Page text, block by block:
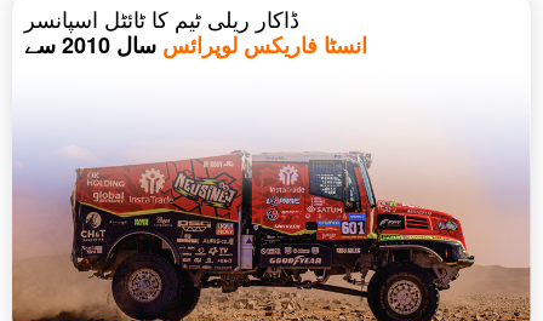
ڈاکار ریلی ٹیم کا ٹائٹل اسپانسر
انسٹا فاریکس لوپرائس سال 2010 سے